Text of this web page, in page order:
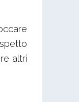
altri